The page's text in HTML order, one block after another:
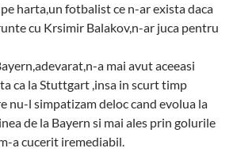
harta,un fotbalist ce n-ar exista daca
cu Krsimir Balakov,n-ar juca pentru
a mai avut aceeasi
ca la Stuttgart ,insa in scurt timp
nu-l simpatizam deloc cand evolua la
de la Bayern si mai ales prin golurile
a cucerit iremediabil.